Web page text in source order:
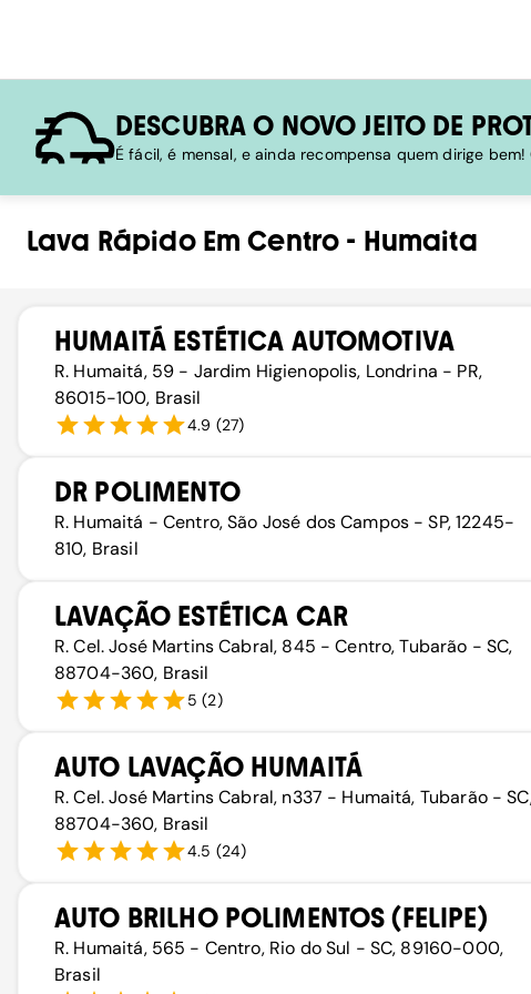
DESCUBRA O NOVO JEITO DE
É fácil, é mensal, e ainda recompensa quem dirige
Lava RápidoEmCentro - Humaita
HUMAITÁ ESTÉTICA AUTOMOTIVA
R. Humaitá, 59 - Jardim Higienopolis, Londrina - PR,
86015-100, Brasil
4.9 (27)
DR POLIMENTO
R. Humaitá - Centro, São José dos Campos - SP, 12245-
810, Brasil
LAVAÇÃO ESTÉTICA CAR
R. Cel. José Martins Cabral, 845 - Centro, Tubarão - SC,
88704-360, Brasil
5 (2)
AUTO LAVAÇÃO HUMAITÁ
R. Cel. José Martins Cabral, n337 - Humaitá, Tubarão -
88704-360, Brasil
4.5 (24)
AUTO BRILHO POLIMENTOS (FELIPE)
R. Humaitá, 565 - Centro, Rio do Sul - SC, 89160-000,
Brasil